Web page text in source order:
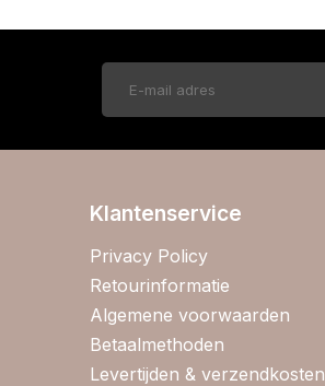
Klantenservice
Privacy Policy
Retourinformatie
Algemene voorwaarden
Betaalmethoden
Levertijden & verzendkosten